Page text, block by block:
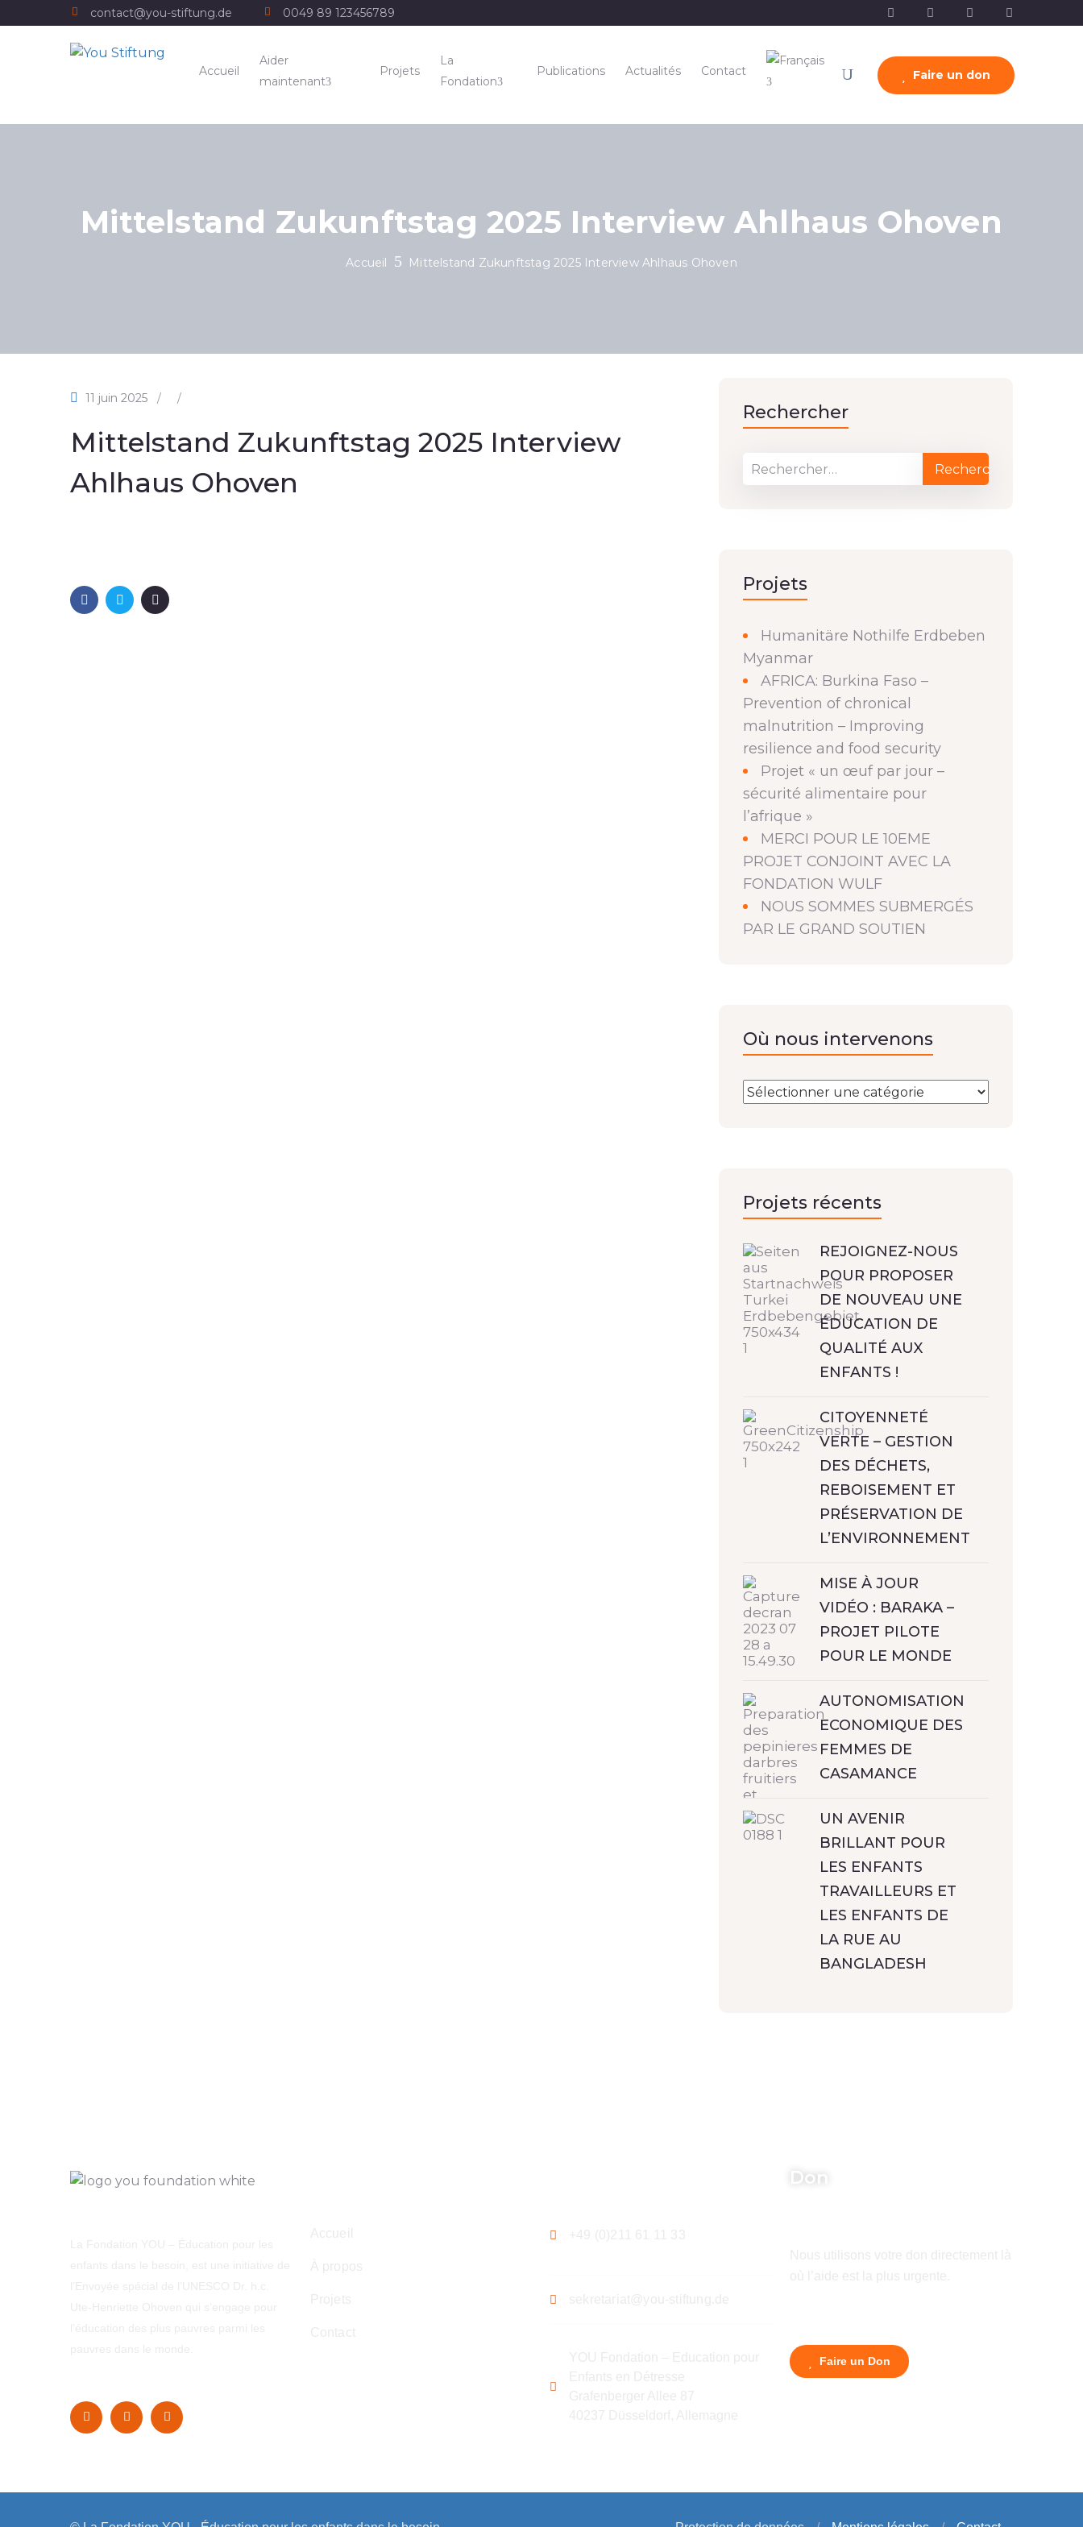
contact@you-stiftung.de 0049 89 123456789
Accueil
Aider
maintenant
Projets
La
Fondation
Publications Actualités Contact Faire un don
Mittelstand Zukunftstag 2025 Interview Ahlhaus Ohoven
Accueil Mittelstand Zukunftstag 2025 Interview Ahlhaus Ohoven
11 juin 2025 / /
Mittelstand Zukunftstag 2025 Interview
Ahlhaus Ohoven
Rechercher
Projets
Humanitäre Nothilfe Erdbeben
Myanmar
AFRICA: Burkina Faso –
Prevention of chronical
malnutrition – Improving
resilience and food security
Projet « un œuf par jour –
sécurité alimentaire pour
l’afrique »
MERCI POUR LE 10EME
PROJET CONJOINT AVEC LA
FONDATION WULF
NOUS SOMMES SUBMERGÉS
PAR LE GRAND SOUTIEN
Où nous intervenons
Projets récents
REJOIGNEZ-NOUS
POUR PROPOSER
DE NOUVEAU UNE
ÉDUCATION DE
QUALITÉ AUX
ENFANTS !
CITOYENNETÉ
VERTE – GESTION
DES DÉCHETS,
REBOISEMENT ET
PRÉSERVATION DE
L’ENVIRONNEMENT
MISE À JOUR
VIDÉO : BARAKA –
PROJET PILOTE
POUR LE MONDE
AUTONOMISATION
ECONOMIQUE DES
FEMMES DE
CASAMANCE
UN AVENIR
BRILLANT POUR
LES ENFANTS
TRAVAILLEURS ET
LES ENFANTS DE
LA RUE AU
BANGLADESH
Don
Faire un Don